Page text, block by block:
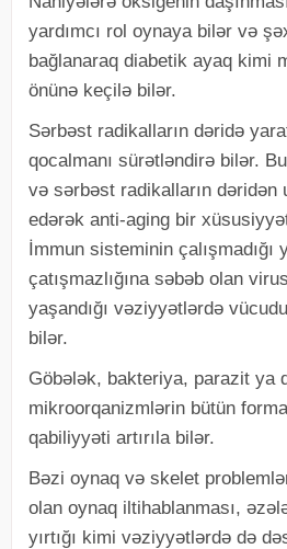
yardımcı rol oynaya bilər və
bağlanaraq diabetik ayaq kimi
önünə keçilə bilər.
Sərbəst radikalların dəridə
qocalmanı sürətləndirə bilər.
və sərbəst radikalların dəridən
edərək anti-aging bir
İmmun sisteminin çalışmadığı
çatışmazlığına səbəb olan
yaşandığı vəziyyətlərdə
bilər.
Göbələk, bakteriya, parazit ya
mikroorqanizmlərin bütün
qabiliyyəti artırıla bilər.
Bəzi oynaq və skelet
olan oynaq iltihablanması,
yırtığı kimi vəziyyətlərdə də